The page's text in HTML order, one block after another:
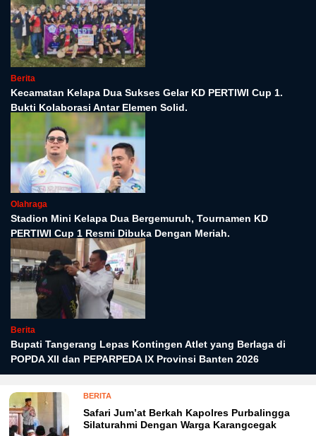
Berita
Kecamatan Kelapa Dua Sukses Gelar KD PERTIWI Cup 1.
Bukti Kolaborasi Antar Elemen Solid.
Olahraga
Stadion Mini Kelapa Dua Bergemuruh, Tournamen KD
PERTIWI Cup 1 Resmi Dibuka Dengan Meriah.
Berita
Bupati Tangerang Lepas Kontingen Atlet yang Berlaga di
POPDA XII dan PEPARPEDA IX Provinsi Banten 2026
BERITA
Safari Jum’at Berkah Kapolres Purbalingga
Silaturahmi Dengan Warga Karangcegak